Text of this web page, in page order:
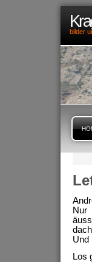
bilder
Nur
Und
Los